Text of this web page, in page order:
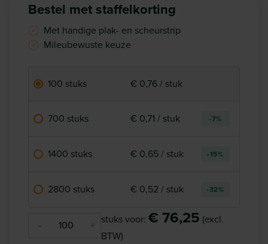
Bestel met staffelkorting
Met handige plak- en scheurstrip
Mileubewuste keuze
100 stuks € 0,76 / stuk
700 stuks € 0,71 / stuk -7%
1400 stuks € 0,65 / stuk -15%
2800 stuks € 0,52 / stuk -32%
- + stuks voor: € 76,25 (excl.
BTW)